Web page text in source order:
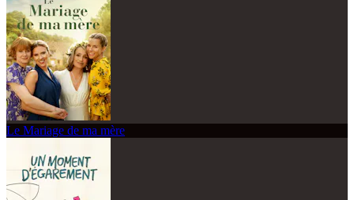
Le Mariage de ma mère